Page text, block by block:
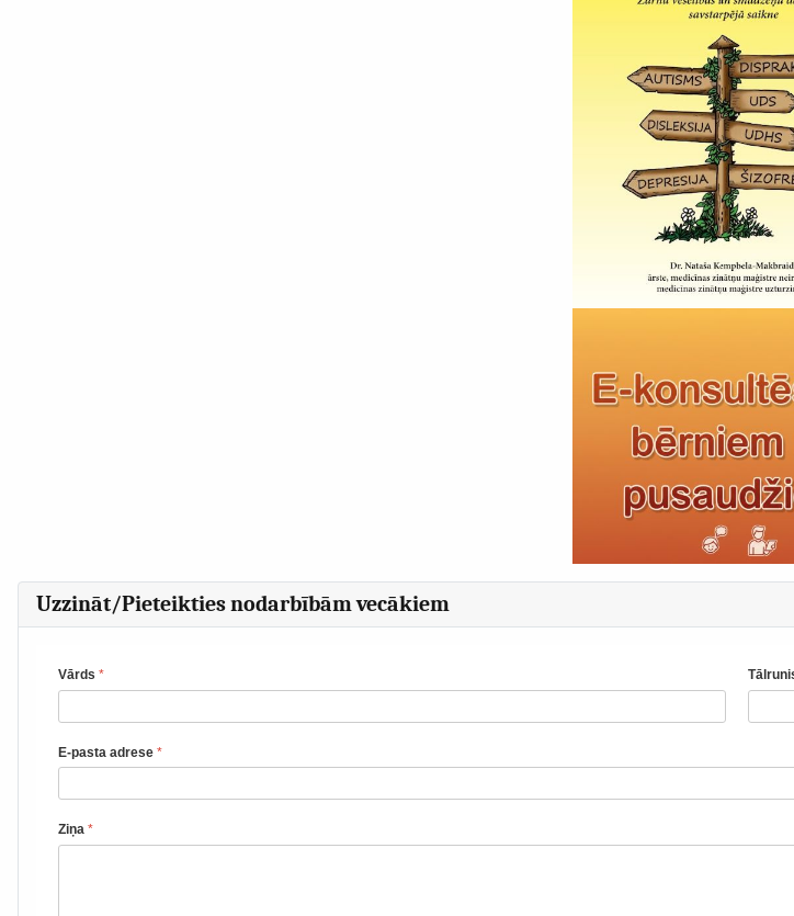
Uzzināt/Pieteikties nodarbībām vecākiem
Vārds *
E-pasta adrese *
Ziņa *